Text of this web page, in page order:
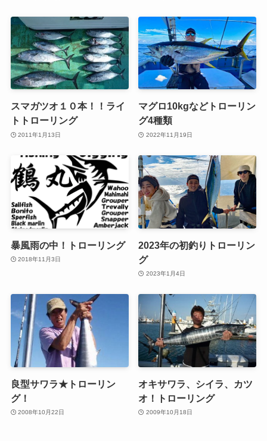
スマガツオ１０本！！ライ
トトローリング
2011年1月13日
マグロ10kgなどトローリン
グ4種類
2022年11月19日
暴風雨の中！トローリング
2018年11月3日
2023年の初釣りトローリン
グ
2023年1月4日
良型サワラ★トローリン
グ！
2008年10月22日
オキサワラ、シイラ、カツ
オ！トローリング
2009年10月18日